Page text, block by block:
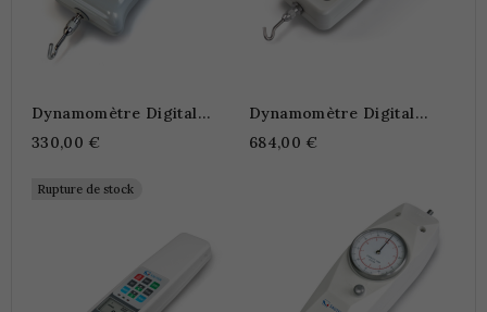
Dynamomètre Digital
330,00 €
Dynamomètre Digital
684,00 €
Rupture de stock